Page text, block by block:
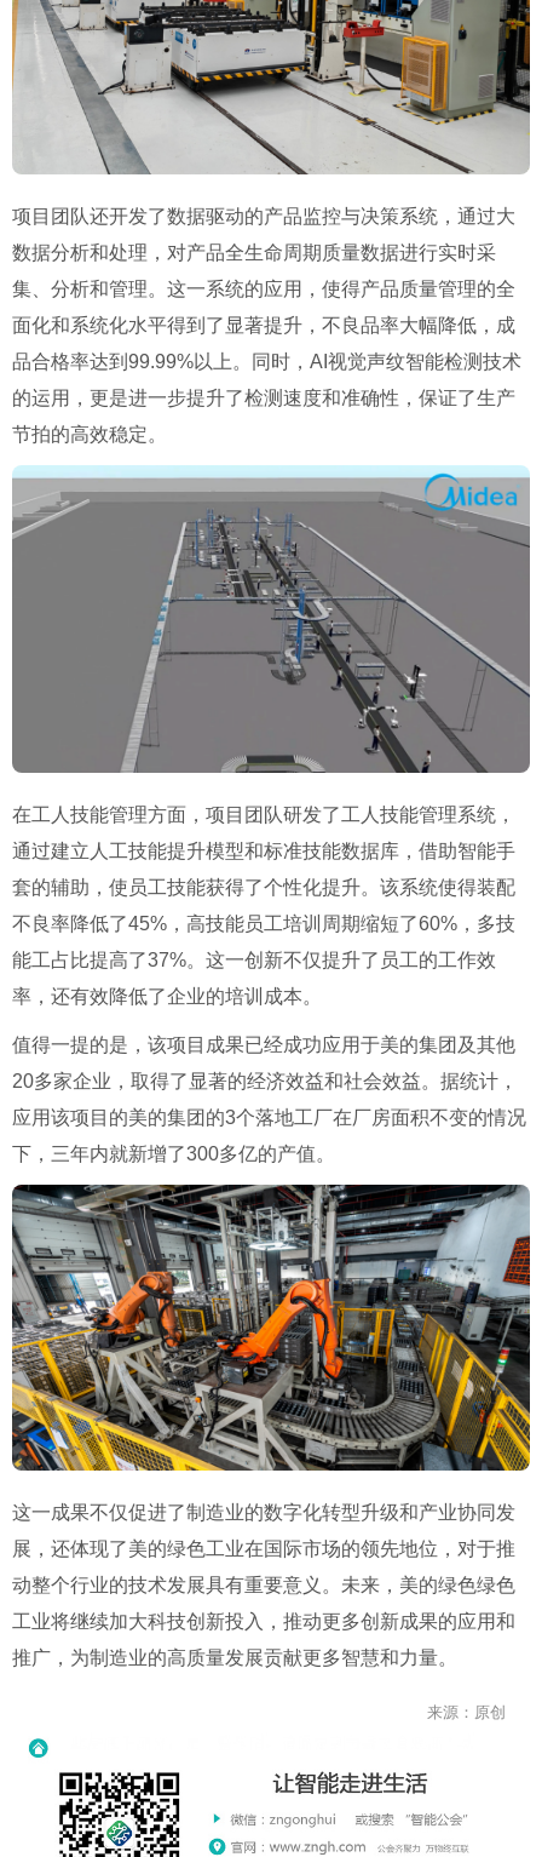
项目团队还开发了数据驱动的产品监控与决策系统，通过大
数据分析和处理，对产品全生命周期质量数据进行实时采
集、分析和管理。这一系统的应用，使得产品质量管理的全
面化和系统化水平得到了显著提升，不良品率大幅降低，成
品合格率达到99.99%以上。同时，AI视觉声纹智能检测技术
的运用，更是进一步提升了检测速度和准确性，保证了生产
节拍的高效稳定。
在工人技能管理方面，项目团队研发了工人技能管理系统，
通过建立人工技能提升模型和标准技能数据库，借助智能手
套的辅助，使员工技能获得了个性化提升。该系统使得装配
不良率降低了45%，高技能员工培训周期缩短了60%，多技
能工占比提高了37%。这一创新不仅提升了员工的工作效
率，还有效降低了企业的培训成本。
值得一提的是，该项目成果已经成功应用于美的集团及其他
20多家企业，取得了显著的经济效益和社会效益。据统计，
应用该项目的美的集团的3个落地工厂在厂房面积不变的情况
下，三年内就新增了300多亿的产值。
这一成果不仅促进了制造业的数字化转型升级和产业协同发
展，还体现了美的绿色工业在国际市场的领先地位，对于推
动整个行业的技术发展具有重要意义。未来，美的绿色绿色
工业将继续加大科技创新投入，推动更多创新成果的应用和
推广，为制造业的高质量发展贡献更多智慧和力量。
来源：原创